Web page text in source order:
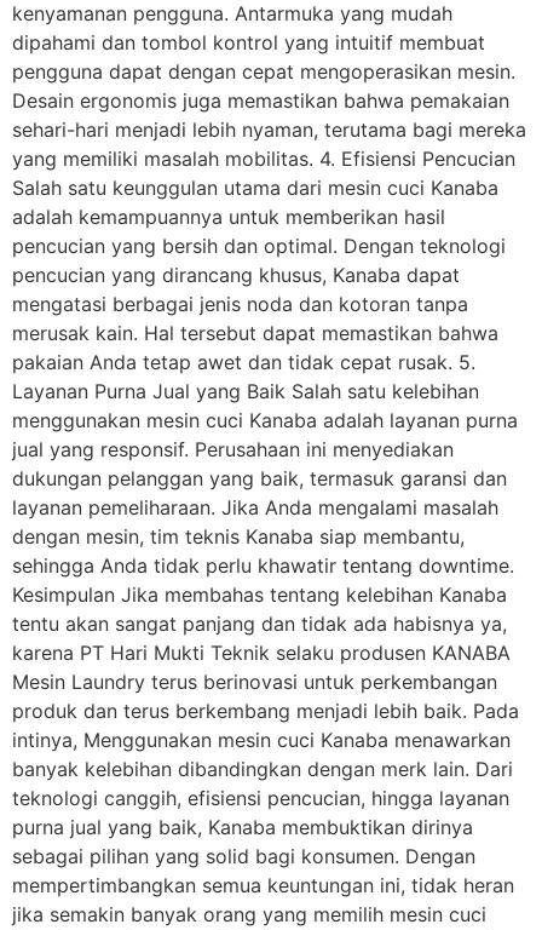
kenyamanan pengguna. Antarmuka yang mudah
dipahami dan tombol kontrol yang intuitif membuat
pengguna dapat dengan cepat mengoperasikan mesin.
Desain ergonomis juga memastikan bahwa pemakaian
sehari-hari menjadi lebih nyaman, terutama bagi mereka
yang memiliki masalah mobilitas. 4. Efisiensi Pencucian
Salah satu keunggulan utama dari mesin cuci Kanaba
adalah kemampuannya untuk memberikan hasil
pencucian yang bersih dan optimal. Dengan teknologi
pencucian yang dirancang khusus, Kanaba dapat
mengatasi berbagai jenis noda dan kotoran tanpa
merusak kain. Hal tersebut dapat memastikan bahwa
pakaian Anda tetap awet dan tidak cepat rusak. 5.
Layanan Purna Jual yang Baik Salah satu kelebihan
menggunakan mesin cuci Kanaba adalah layanan purna
jual yang responsif. Perusahaan ini menyediakan
dukungan pelanggan yang baik, termasuk garansi dan
layanan pemeliharaan. Jika Anda mengalami masalah
dengan mesin, tim teknis Kanaba siap membantu,
sehingga Anda tidak perlu khawatir tentang downtime.
Kesimpulan Jika membahas tentang kelebihan Kanaba
tentu akan sangat panjang dan tidak ada habisnya ya,
karena PT Hari Mukti Teknik selaku produsen KANABA
Mesin Laundry terus berinovasi untuk perkembangan
produk dan terus berkembang menjadi lebih baik. Pada
intinya, Menggunakan mesin cuci Kanaba menawarkan
banyak kelebihan dibandingkan dengan merk lain. Dari
teknologi canggih, efisiensi pencucian, hingga layanan
purna jual yang baik, Kanaba membuktikan dirinya
sebagai pilihan yang solid bagi konsumen. Dengan
mempertimbangkan semua keuntungan ini, tidak heran
jika semakin banyak orang yang memilih mesin cuci